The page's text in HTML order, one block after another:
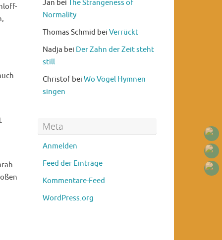
Jan bei The Strangeness of
Normality
Thomas Schmid bei Verrückt
Nadja bei Der Zahn der Zeit steht
still
Christof bei Wo Vögel Hymnen
singen
Meta
Anmelden
Feed der Einträge
Kommentare-Feed
WordPress.org